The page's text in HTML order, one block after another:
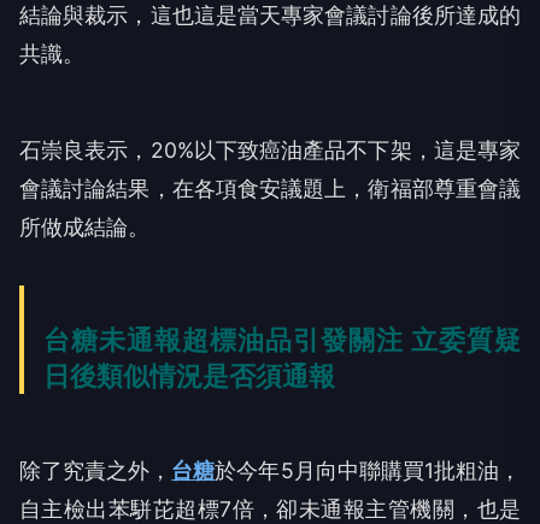
結論與裁示，這也這是當天專家會議討論後所達成的
共識。
石崇良表示，20%以下致癌油產品不下架，這是專家
會議討論結果，在各項食安議題上，衛福部尊重會議
所做成結論。
台糖未通報超標油品引發關注 立委質疑
日後類似情況是否須通報
除了究責之外， 台糖於今年5月向中聯購買1批粗油，
自主檢出苯駢芘超標7倍，卻未通報主管機關，也是